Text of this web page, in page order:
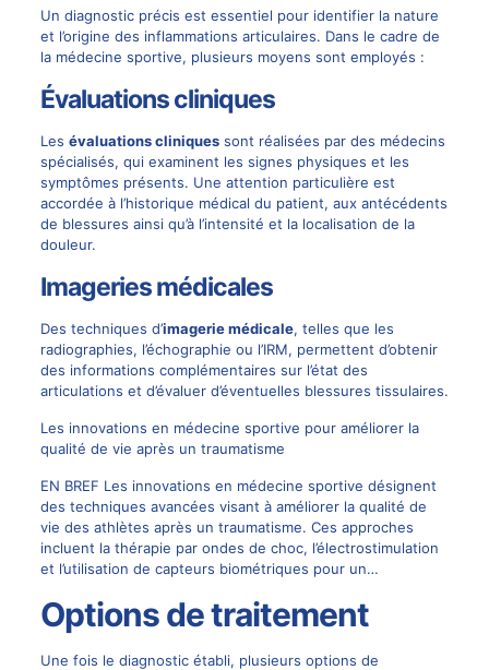
Un diagnostic précis est essentiel pour identifier la nature
et l’origine des inflammations articulaires. Dans le cadre de
la médecine sportive, plusieurs moyens sont employés :
Évaluations cliniques
Les évaluations cliniquessont réalisées par des médecins
spécialisés, qui examinent les signes physiques et les
symptômes présents. Une attention particulière est
accordée à l’historique médical du patient, aux antécédents
de blessures ainsi qu’à l’intensité et la localisation de la
douleur.
Imageries médicales
Des techniques d’imagerie médicale, telles que les
radiographies, l’échographie ou l’IRM, permettent d’obtenir
des informations complémentaires sur l’état des
articulations et d’évaluer d’éventuelles blessures tissulaires.
Les innovations en médecine sportive pour améliorer la
qualité de vie après un traumatisme
EN BREF Les innovations en médecine sportive désignent
des techniques avancées visant à améliorer la qualité de
vie des athlètes après un traumatisme. Ces approches
incluent la thérapie par ondes de choc, l’électrostimulation
et l’utilisation de capteurs biométriques pour un…
Options de traitement
Une fois le diagnostic établi, plusieurs options de